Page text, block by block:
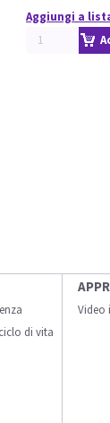
Aggiungi a
di vita
Video